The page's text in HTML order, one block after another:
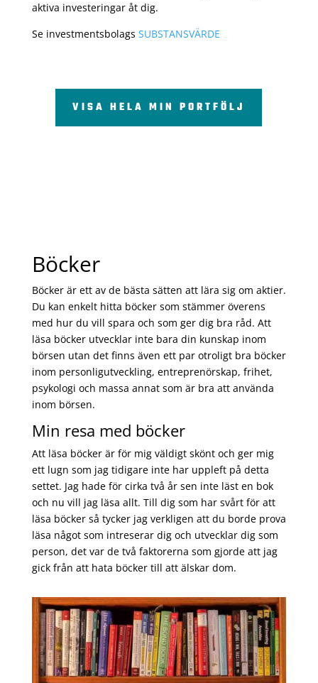
aktiva investeringar åt dig.
Se investmentsbolags SUBSTANSVÄRDE
VISA HELA MIN PORTFÖLJ
Böcker
Böcker är ett av de bästa sätten att lära sig om aktier.
Du kan enkelt hitta böcker som stämmer överens
med hur du vill spara och som ger dig bra råd. Att
läsa böcker utvecklar inte bara din kunskap inom
börsen utan det finns även ett par otroligt bra böcker
inom personligutveckling, entreprenörskap, frihet,
psykologi och massa annat som är bra att använda
inom börsen.
Min resa med böcker
Att läsa böcker är för mig väldigt skönt och ger mig
ett lugn som jag tidigare inte har uppleft på detta
settet. Jag hade för cirka två år sen inte läst en bok
och nu vill jag läsa allt. Till dig som har svårt för att
läsa böcker så tycker jag verkligen att du borde prova
läsa något som intreserar dig och utvecklar dig som
person, det var de två faktorerna som gjorde att jag
gick från att hata böcker till att älskar dom.